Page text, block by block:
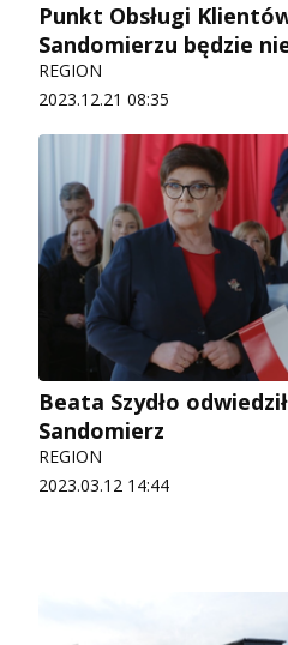
Punkt Obsługi
Sandomierzu będzie
REGION
2023.12.21 08:35
Beata Szydło
Sandomierz
REGION
2023.03.12 14:44